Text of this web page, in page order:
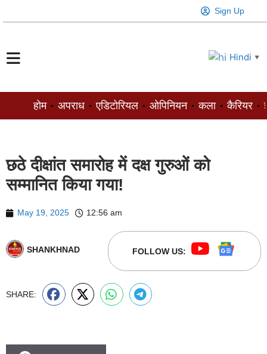
Sign Up
Hindi ▼
होम अपराध एडिटोरियल ओपिनियन कला कैरियर
छठे दीक्षांत समारोह में दक्ष गुरुओं को
सम्मानित किया गया!
May 19, 2025 12:56 am
SHANKHNAD FOLLOW US:
SHARE: